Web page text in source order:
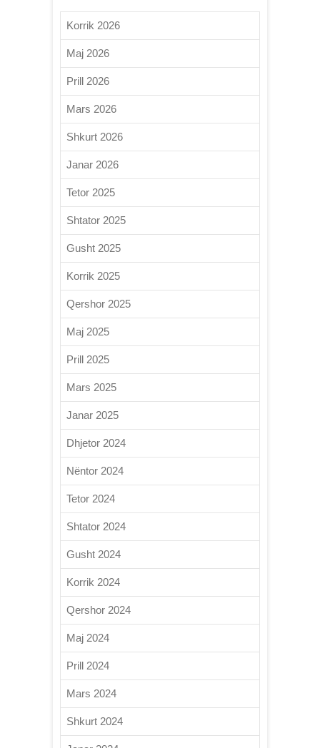
Korrik 2026
Maj 2026
Prill 2026
Mars 2026
Shkurt 2026
Janar 2026
Tetor 2025
Shtator 2025
Gusht 2025
Korrik 2025
Qershor 2025
Maj 2025
Prill 2025
Mars 2025
Janar 2025
Dhjetor 2024
Nëntor 2024
Tetor 2024
Shtator 2024
Gusht 2024
Korrik 2024
Qershor 2024
Maj 2024
Prill 2024
Mars 2024
Shkurt 2024